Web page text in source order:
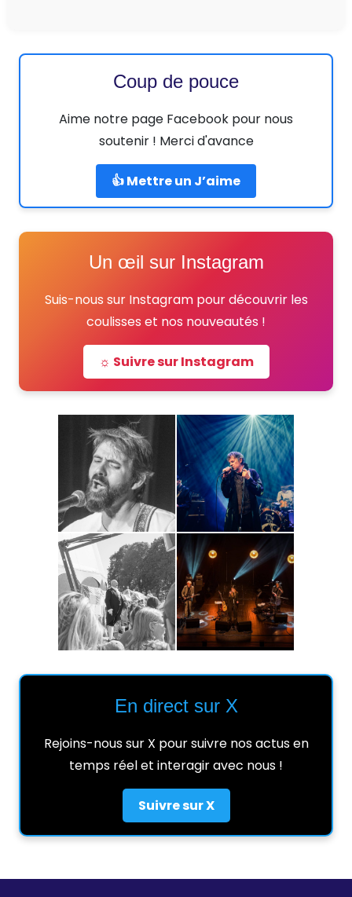
Coup de pouce
Aime notre page Facebook pour nous
soutenir ! Merci d'avance
👍 Mettre un J’aime
Un œil sur Instagram
Suis-nous sur Instagram pour découvrir les
coulisses et nos nouveautés !
☼ Suivre sur Instagram
En direct sur X
Rejoins-nous sur X pour suivre nos actus en
temps réel et interagir avec nous !
Suivre sur X